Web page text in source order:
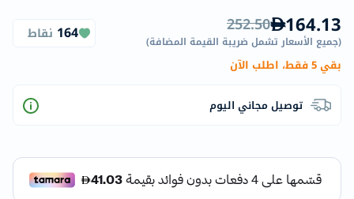
164.13
252.50
(جميع الأسعار تشمل ضريبة القيمة المضافة)
164 نقاط
بقي 5 فقط، اطلب الآن
توصيل مجاني اليوم